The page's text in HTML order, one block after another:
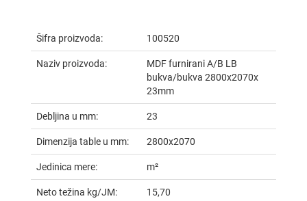
Šifra proizvoda: 100520
Naziv proizvoda:
MDF furnirani A/B LB
bukva/bukva 2800x2070x
23mm
Debljina u mm: 23
Dimenzija table u mm: 2800x2070
Jedinica mere: m²
Neto težina kg/JM: 15,70